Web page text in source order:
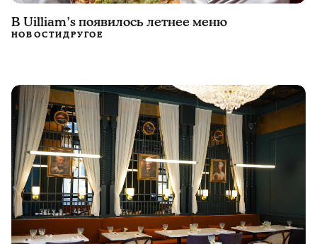
В Uilliam’s появилось летнее меню
НОВОСТИДРУГОЕ